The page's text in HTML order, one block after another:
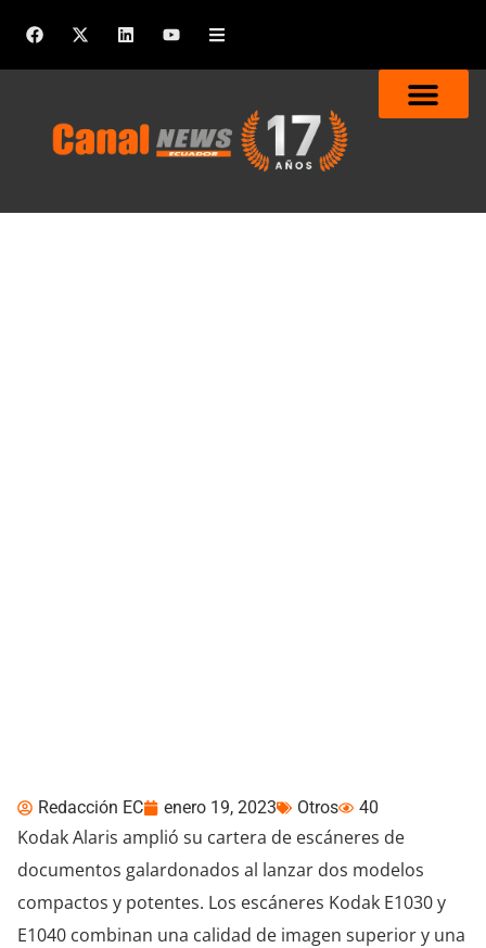
Redacción EC enero 19, 2023 Otros 40
Kodak Alaris amplió su cartera de escáneres de
documentos galardonados al lanzar dos modelos
compactos y potentes. Los escáneres Kodak E1030 y
E1040 combinan una calidad de imagen superior y una